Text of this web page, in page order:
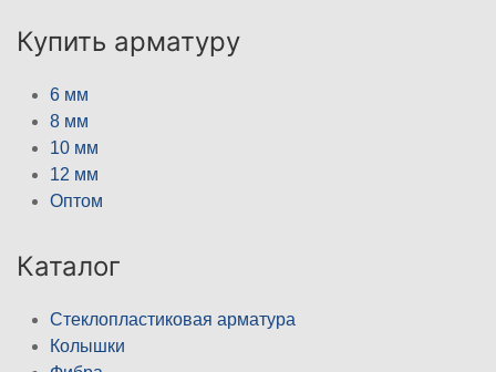
Купить арматуру
6 мм
8 мм
10 мм
12 мм
Оптом
Каталог
Стеклопластиковая арматура
Колышки